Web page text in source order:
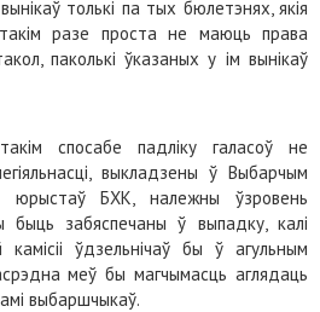
толькі па тых бюлетэнях, якія
разе проста не маюць права
паколькі ўказаных у ім вынікаў
спосабе падліку галасоў не
выкладзены ў Выбарчым
юрыстаў БХК, належны ўзровень
быць забяспечаны ў выпадку, калі
ўдзельнічаў бы ў агульным
меў бы магчымасць аглядаць
выбаршчыкаў.